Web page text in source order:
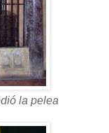
la pelea